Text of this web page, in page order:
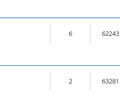
6 62243
2 63281